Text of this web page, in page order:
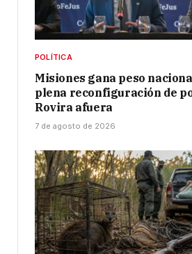
POLÍTICA
Misiones gana peso
plena reconfiguración de
Rovira afuera
7 de agosto de 2026